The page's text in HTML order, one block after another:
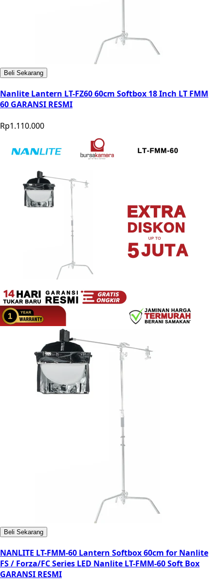
Beli Sekarang
Nanlite Lantern LT-FZ60 60cm Softbox 18 Inch LT FMM
60 GARANSI RESMI
Rp1.110.000
Beli Sekarang
NANLITE LT-FMM-60 Lantern Softbox 60cm for Nanlite
FS / Forza/FC Series LED Nanlite LT-FMM-60 Soft Box
GARANSI RESMI